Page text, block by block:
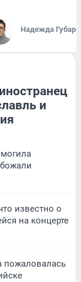
Надежда Губарь
и
известно о
на концерте
пожаловалась